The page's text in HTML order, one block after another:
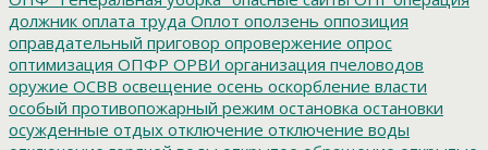
должник оплата труда Оплот оползень оппозиция
оправдательный приговор опровержение опрос
оптимизация ОПФР ОРВИ организация пчеловодов
оружие ОСВВ освещение осень оскорбление власти
особый противопожарный режим остановка остановки
осужденные отдых отключение отключение воды